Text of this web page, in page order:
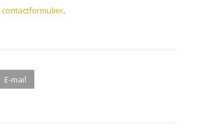
contactformulier.
E-mail